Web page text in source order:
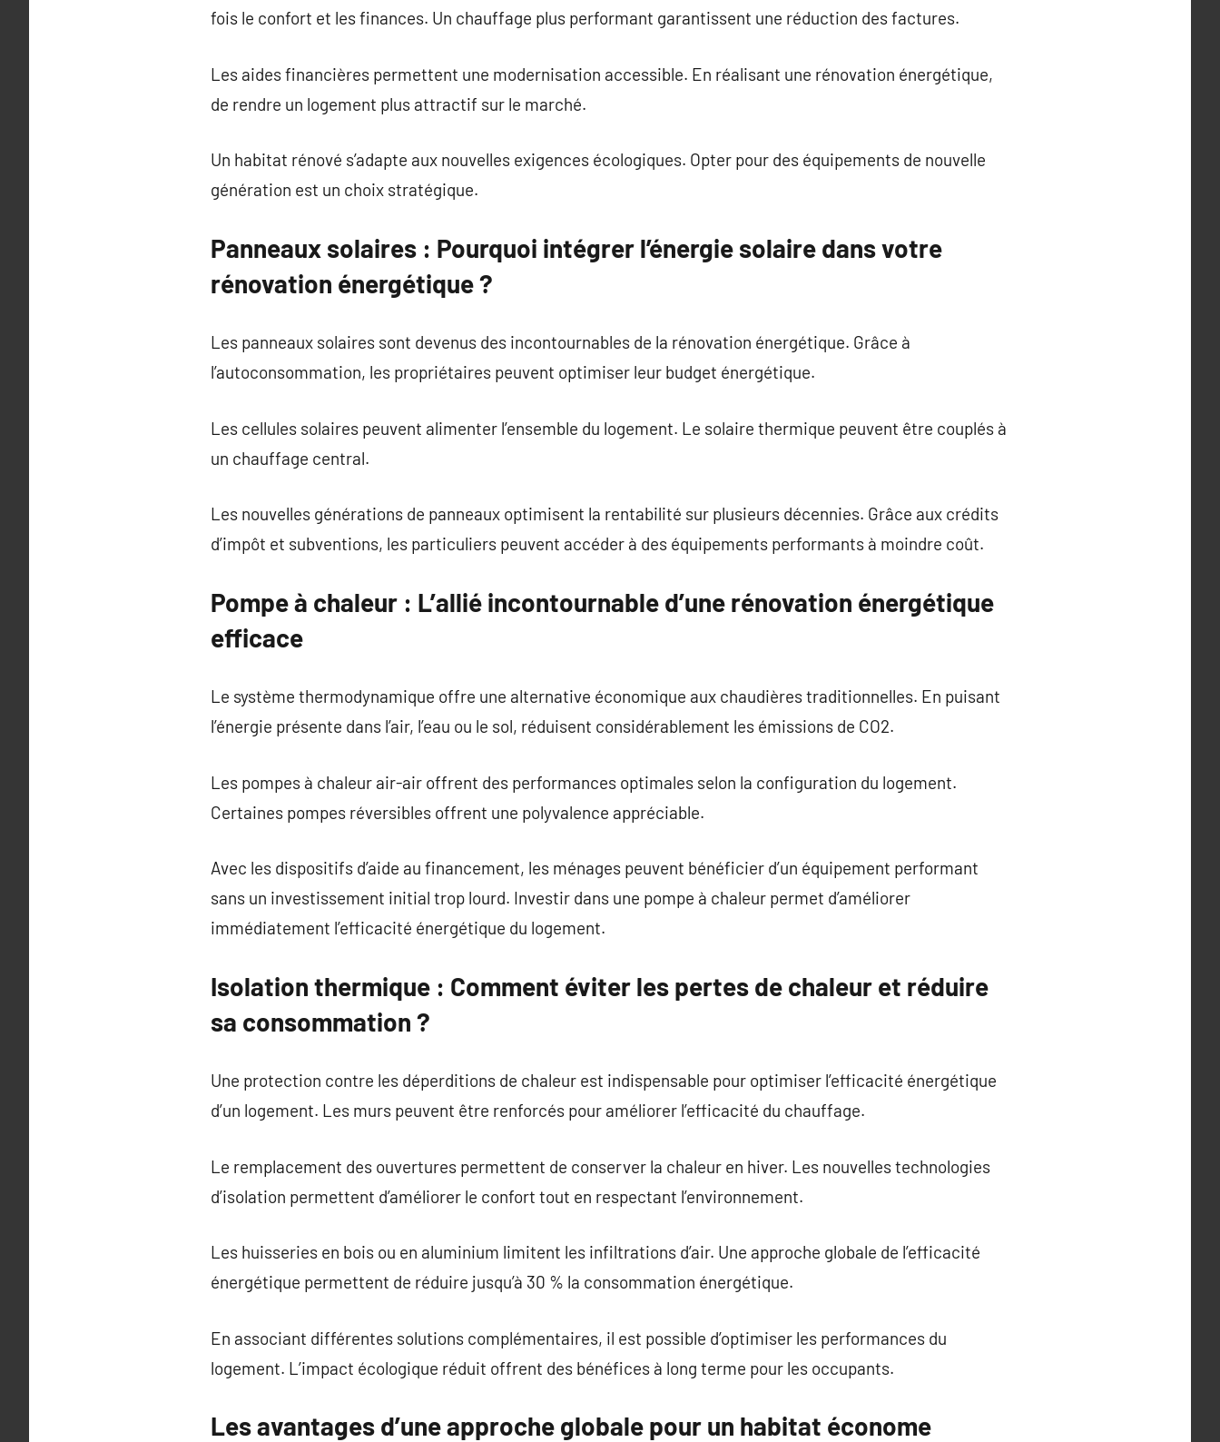
fois le confort et les finances. Un chauffage plus performant garantissent une réduction des factures.
Les aides financières permettent une modernisation accessible. En réalisant une rénovation énergétique,
de rendre un logement plus attractif sur le marché.
Un habitat rénové s’adapte aux nouvelles exigences écologiques. Opter pour des équipements de nouvelle
génération est un choix stratégique.
Panneaux solaires : Pourquoi intégrer l’énergie solaire dans votre
rénovation énergétique ?
Les panneaux solaires sont devenus des incontournables de la rénovation énergétique. Grâce à
l’autoconsommation, les propriétaires peuvent optimiser leur budget énergétique.
Les cellules solaires peuvent alimenter l’ensemble du logement. Le solaire thermique peuvent être couplés à
un chauffage central.
Les nouvelles générations de panneaux optimisent la rentabilité sur plusieurs décennies. Grâce aux crédits
d’impôt et subventions, les particuliers peuvent accéder à des équipements performants à moindre coût.
Pompe à chaleur : L’allié incontournable d’une rénovation énergétique
efficace
Le système thermodynamique offre une alternative économique aux chaudières traditionnelles. En puisant
l’énergie présente dans l’air, l’eau ou le sol, réduisent considérablement les émissions de CO2.
Les pompes à chaleur air-air offrent des performances optimales selon la configuration du logement.
Certaines pompes réversibles offrent une polyvalence appréciable.
Avec les dispositifs d’aide au financement, les ménages peuvent bénéficier d’un équipement performant
sans un investissement initial trop lourd. Investir dans une pompe à chaleur permet d’améliorer
immédiatement l’efficacité énergétique du logement.
Isolation thermique : Comment éviter les pertes de chaleur et réduire
sa consommation ?
Une protection contre les déperditions de chaleur est indispensable pour optimiser l’efficacité énergétique
d’un logement. Les murs peuvent être renforcés pour améliorer l’efficacité du chauffage.
Le remplacement des ouvertures permettent de conserver la chaleur en hiver. Les nouvelles technologies
d’isolation permettent d’améliorer le confort tout en respectant l’environnement.
Les huisseries en bois ou en aluminium limitent les infiltrations d’air. Une approche globale de l’efficacité
énergétique permettent de réduire jusqu’à 30 % la consommation énergétique.
En associant différentes solutions complémentaires, il est possible d’optimiser les performances du
logement. L’impact écologique réduit offrent des bénéfices à long terme pour les occupants.
Les avantages d’une approche globale pour un habitat économe